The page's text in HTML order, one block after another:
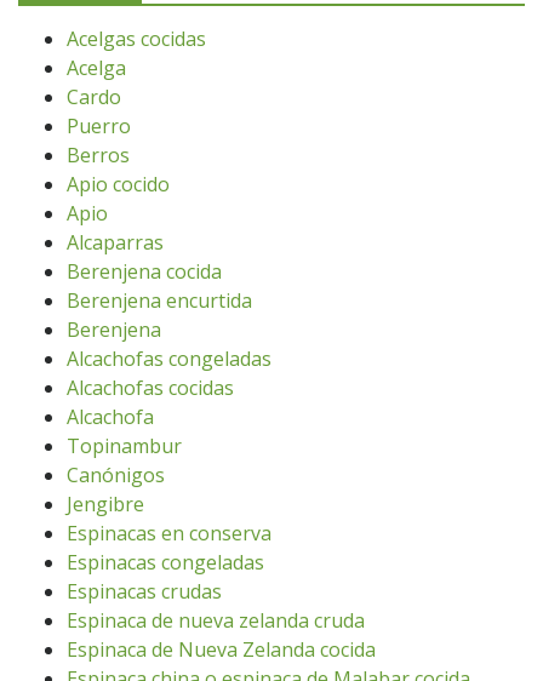
Acelgas cocidas
Acelga
Cardo
Puerro
Berros
Apio cocido
Apio
Alcaparras
Berenjena cocida
Berenjena encurtida
Berenjena
Alcachofas congeladas
Alcachofas cocidas
Alcachofa
Topinambur
Canónigos
Jengibre
Espinacas en conserva
Espinacas congeladas
Espinacas crudas
Espinaca de nueva zelanda cruda
Espinaca de Nueva Zelanda cocida